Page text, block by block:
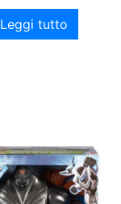
Leggi tutto